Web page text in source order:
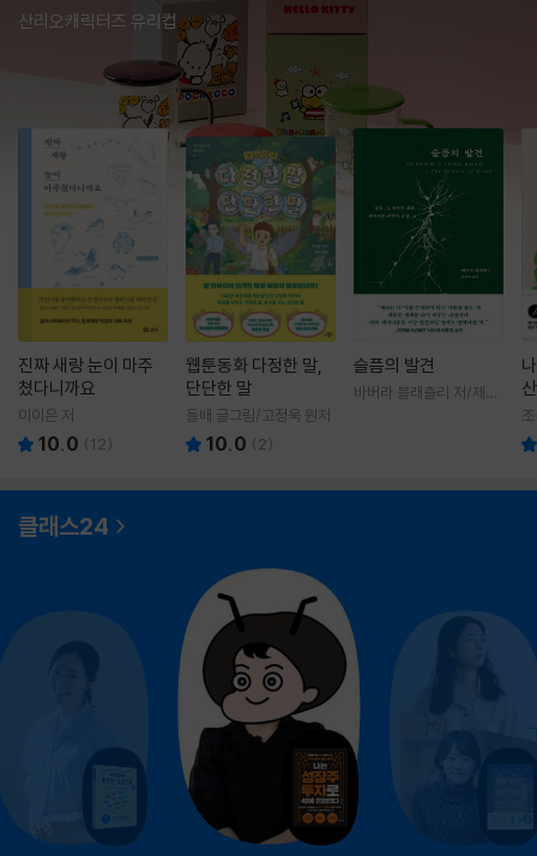
산리오캐릭터즈 유리컵
진짜 새랑 눈이 마주
쳤다니까요
이이은 저
10.0 (12)
웹툰동화 다정한 말,
단단한 말
돌배 글그림/고정욱 원저
10.0 ( 2)
슬픔의 발견
바버라 블래츨리 저/제효
클래스24